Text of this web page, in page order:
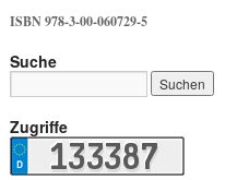
ISBN 978-3-00-060729-5
Suche
Zugriffe